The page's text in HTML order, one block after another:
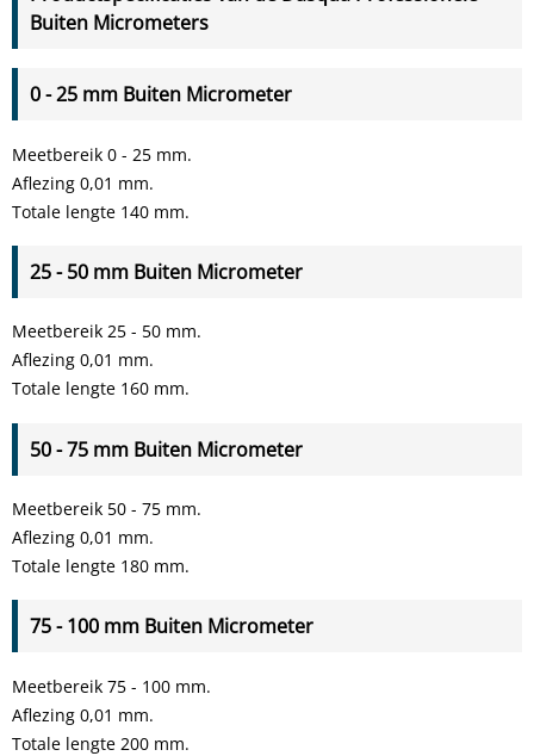
Buiten Micrometers
0 - 25 mm Buiten Micrometer
Meetbereik 0 - 25 mm.
Aflezing 0,01 mm.
Totale lengte 140 mm.
25 - 50 mm Buiten Micrometer
Meetbereik 25 - 50 mm.
Aflezing 0,01 mm.
Totale lengte 160 mm.
50 - 75 mm Buiten Micrometer
Meetbereik 50 - 75 mm.
Aflezing 0,01 mm.
Totale lengte 180 mm.
75 - 100 mm Buiten Micrometer
Meetbereik 75 - 100 mm.
Aflezing 0,01 mm.
Totale lengte 200 mm.